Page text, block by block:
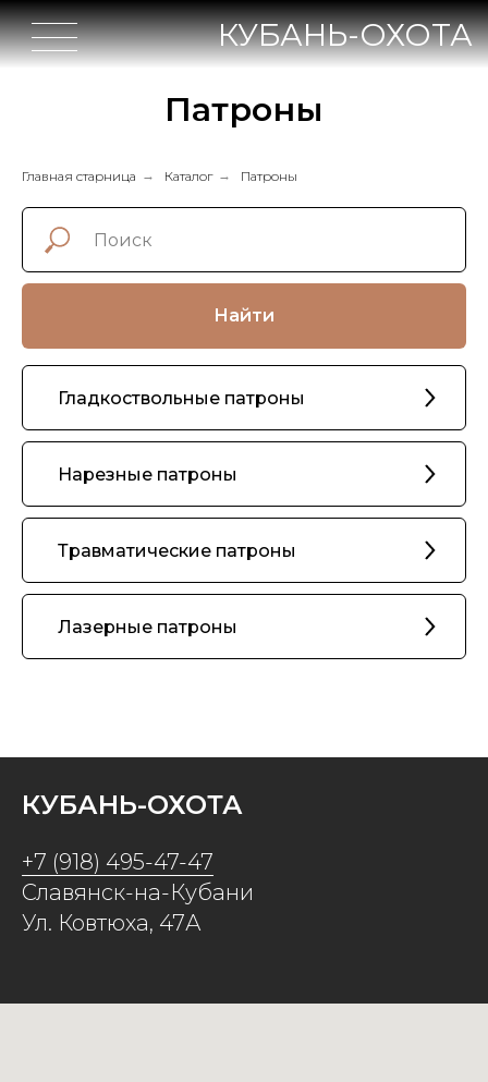
КУБАНЬ-ОХОТА
Патроны
Главная старница → Каталог → Патроны
Найти
Гладкоствольные патроны
Нарезные патроны
Травматические патроны
Лазерные патроны
КУБАНЬ-ОХОТА
+7 (918) 495-47-47
Славянск-на-Кубани
Ул. Ковтюха, 47А